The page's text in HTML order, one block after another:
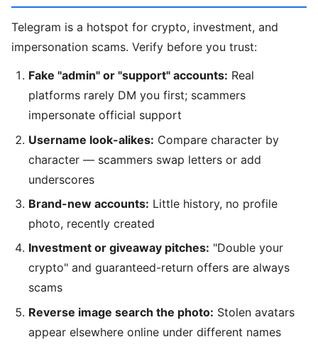
Telegram is a hotspot for crypto, investment, and
impersonation scams. Verify before you trust:
Fake "admin" or "support" accounts: Real
platforms rarely DM you first; scammers
impersonate official support
Username look-alikes: Compare character by
character — scammers swap letters or add
underscores
Brand-new accounts: Little history, no profile
photo, recently created
Investment or giveaway pitches: "Double your
crypto" and guaranteed-return offers are always
scams
Reverse image search the photo: Stolen avatars
appear elsewhere online under different names